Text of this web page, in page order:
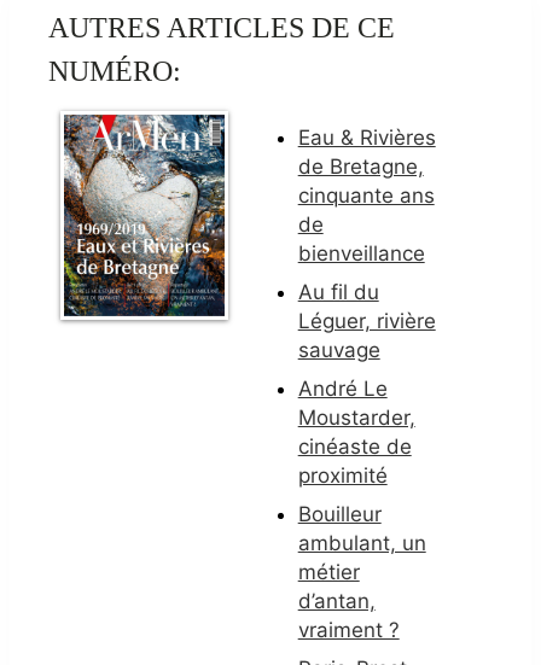
AUTRES ARTICLES DE CE
NUMÉRO:
Eau & Rivières
de Bretagne,
cinquante ans
de
bienveillance
Au fil du
Léguer, rivière
sauvage
André Le
Moustarder,
cinéaste de
proximité
Bouilleur
ambulant, un
métier
d’antan,
vraiment ?